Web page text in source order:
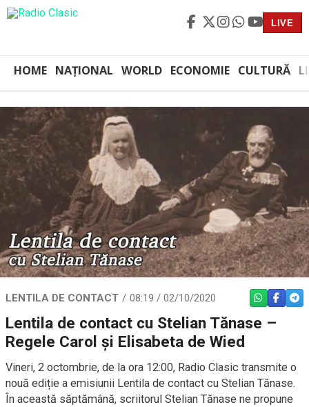
LIVE
HOME NAȚIONAL WORLD ECONOMIE CULTURĂ
LENTILA DE CONTACT 08:19 / 02/10/2020 WHATSAPP
Lentila de contact cu Stelian Tănase –
Regele Carol și Elisabeta de Wied
Vineri, 2 octombrie, de la ora 12:00, Radio Clasic transmite o
nouă ediție a emisiunii Lentila de contact cu Stelian Tănase.
În această săptămână, scriitorul Stelian Tănase ne propune